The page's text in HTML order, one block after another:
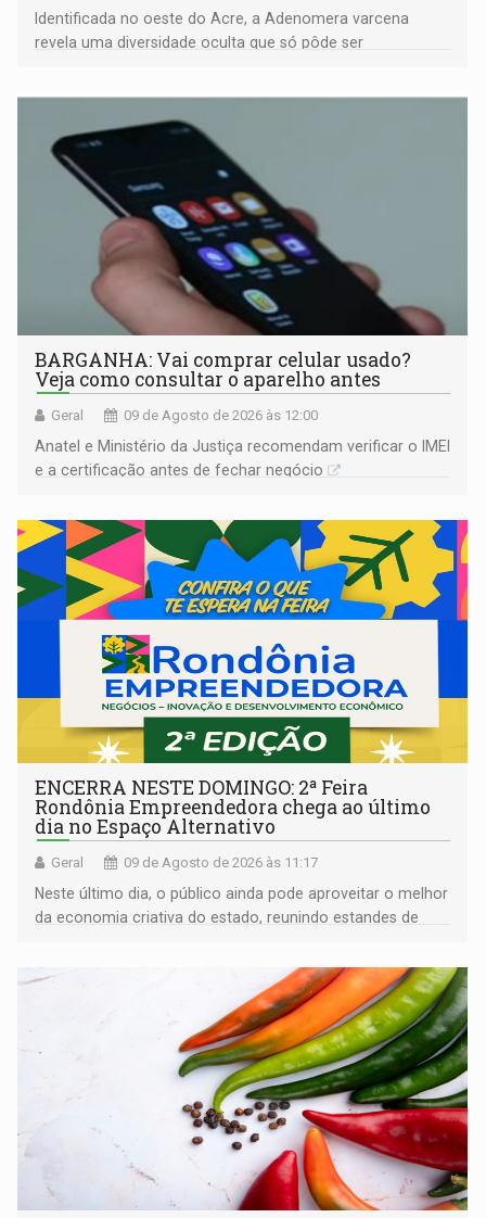
Identificada no oeste do Acre, a Adenomera varcena
revela uma diversidade oculta que só pôde ser
BARGANHA: Vai comprar celular usado?
Veja como consultar o aparelho antes
Geral 09 de Agosto de 2026 às 12:00
Anatel e Ministério da Justiça recomendam verificar o IMEI
e a certificação antes de fechar negócio
ENCERRA NESTE DOMINGO: 2ª Feira
Rondônia Empreendedora chega ao último
dia no Espaço Alternativo
Geral 09 de Agosto de 2026 às 11:17
Neste último dia, o público ainda pode aproveitar o melhor
da economia criativa do estado, reunindo estandes de